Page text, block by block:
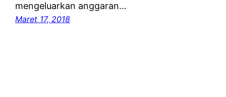
mengeluarkan anggaran…
Maret 17, 2018